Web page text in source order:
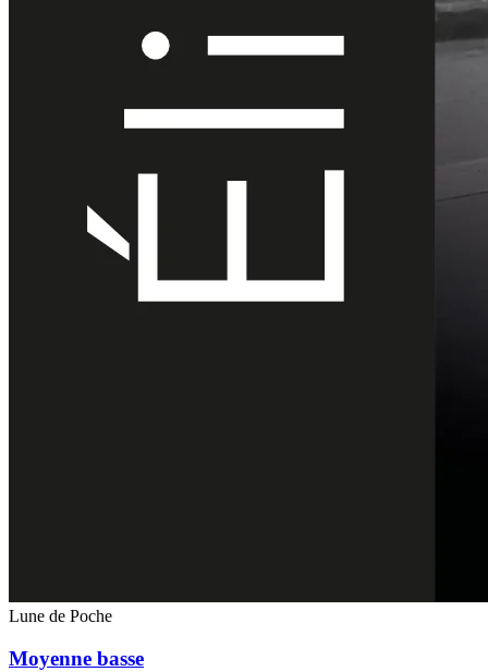
Lune de Poche
Moyenne basse